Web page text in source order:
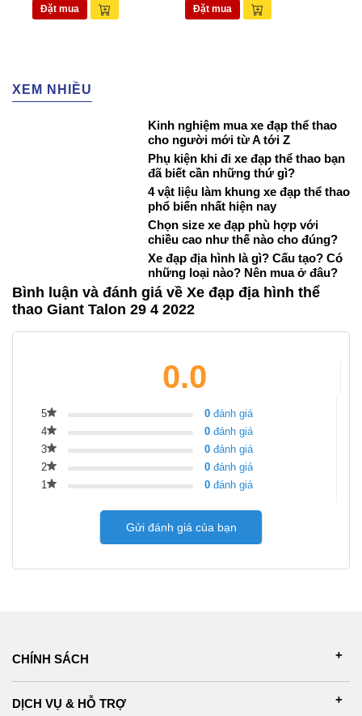
Đặt mua Đặt mua
XEM NHIỀU
Kinh nghiệm mua xe đạp thể thao
cho người mới từ A tới Z
Phụ kiện khi đi xe đạp thể thao bạn
đã biết cần những thứ gì?
4 vật liệu làm khung xe đạp thể thao
phổ biến nhất hiện nay
Chọn size xe đạp phù hợp với
chiều cao như thế nào cho đúng?
Xe đạp địa hình là gì? Cấu tạo? Có
những loại nào? Nên mua ở đâu?
Bình luận và đánh giá về Xe đạp địa hình thể
thao Giant Talon 29 4 2022
0.0
5 0 đánh giá
4
0 đánh giá
3
0 đánh giá
2
0 đánh giá
1
0 đánh giá
Gửi đánh giá của bạn
CHÍNH SÁCH
DỊCH VỤ & HỖ TRỢ